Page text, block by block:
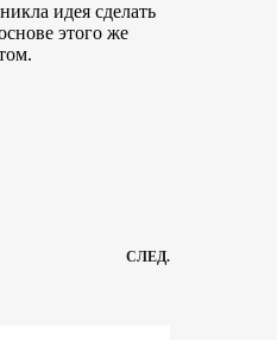
идея сделать
этого же
СЛЕД.